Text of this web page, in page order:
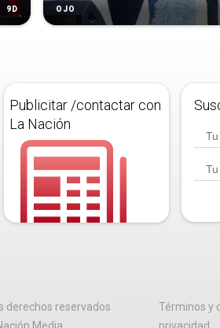
9D OJO
Publicitar /contactar con
La Nación
derechos reservados
Términos y